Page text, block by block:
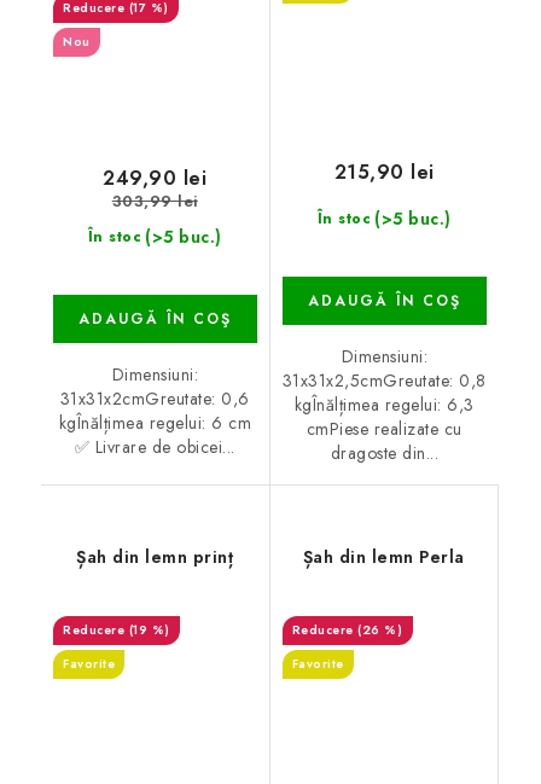
(17 %)
Nou
În stoc (>5 buc.)
249,90 lei
303,99 lei
ADAUGĂ ÎN COŞ
Dimensiuni:
31x31x2cmGreutate: 0,6
kgÎnălțimea regelui: 6 cm
✅ Livrare de obicei...
În stoc (>5 buc.)
215,90 lei
ADAUGĂ ÎN COŞ
Dimensiuni:
31x31x2,5cmGreutate: 0,8
kgÎnălțimea regelui: 6,3
cmPiese realizate cu
dragoste din...
Șah din lemn prinț
(19 %)
Favorite
Șah din lemn Perla
(26 %)
Favorite